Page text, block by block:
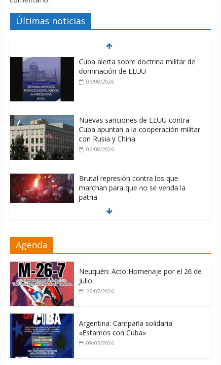
Últimas noticias
Cuba alerta sobre doctrina militar de
dominación de EEUU
06/08/2026
Nuevas sanciones de EEUU contra
Cuba apuntan a la cooperación militar
con Rusia y China
06/08/2026
Brutal represión contra los que
marchan para que no se venda la
patria
06/08/2026
06/08/2026
Agenda
Neuquén: Acto Homenaje por el 26 de
Julio
26/07/2026
Argentina: Campaña solidaria
«Estamos con Cuba»
09/03/2026